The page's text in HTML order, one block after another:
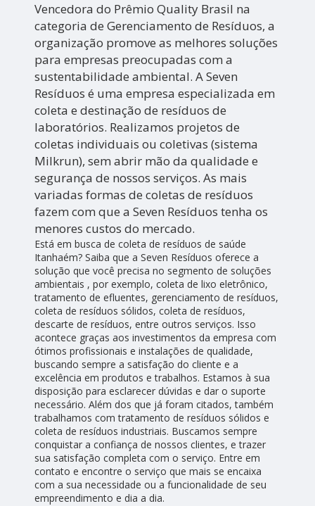
Vencedora do Prêmio Quality Brasil na
categoria de Gerenciamento de Resíduos, a
organização promove as melhores soluções
para empresas preocupadas com a
sustentabilidade ambiental. A Seven
Resíduos é uma empresa especializada em
coleta e destinação de resíduos de
laboratórios. Realizamos projetos de
coletas individuais ou coletivas (sistema
Milkrun), sem abrir mão da qualidade e
segurança de nossos serviços. As mais
variadas formas de coletas de resíduos
fazem com que a Seven Resíduos tenha os
menores custos do mercado.
Está em busca de coleta de resíduos de saúde
Itanhaém? Saiba que a Seven Resíduos oferece a
solução que você precisa no segmento de soluções
ambientais , por exemplo, coleta de lixo eletrônico,
tratamento de efluentes, gerenciamento de resíduos,
coleta de resíduos sólidos, coleta de resíduos,
descarte de resíduos, entre outros serviços. Isso
acontece graças aos investimentos da empresa com
ótimos profissionais e instalações de qualidade,
buscando sempre a satisfação do cliente e a
excelência em produtos e trabalhos. Estamos à sua
disposição para esclarecer dúvidas e dar o suporte
necessário. Além dos que já foram citados, também
trabalhamos com tratamento de resíduos sólidos e
coleta de resíduos industriais. Buscamos sempre
conquistar a confiança de nossos clientes, e trazer
sua satisfação completa com o serviço. Entre em
contato e encontre o serviço que mais se encaixa
com a sua necessidade ou a funcionalidade de seu
empreendimento e dia a dia.